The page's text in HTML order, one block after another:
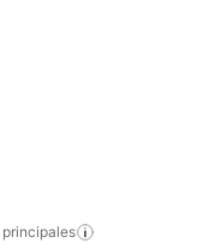
principales